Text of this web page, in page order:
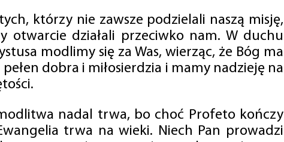
którzy nie zawsze podzielali naszą misję,
otwarcie działali przeciwko nam. W duchu
modlimy się za Was, wierząc, że Bóg ma
dobra i miłosierdzia i mamy nadzieję na
nadal trwa, bo choć Profeto kończy
trwa na wieki. Niech Pan prowadzi